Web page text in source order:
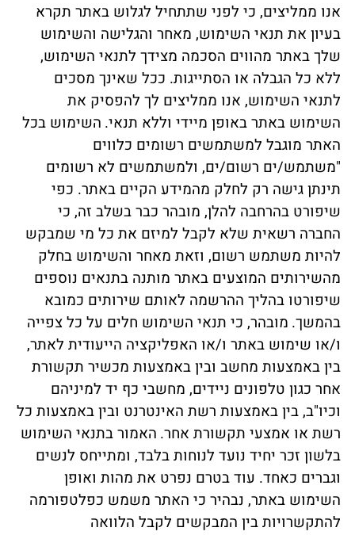
אנו ממליצים, כי לפני שתתחיל לגלוש באתר תקרא
בעיון את תנאי השימוש, מאחר והגלישה והשימוש
שלך באתר מהווים הסכמה מצידך לתנאי השימוש,
ללא כל הגבלה או הסתייגות. ככל שאינך מסכים
לתנאי השימוש, אנו ממליצים לך להפסיק את
השימוש באתר באופן מיידי וללא תנאי. השימוש בכל
האתר מוגבל למשתמשים רשומים כלווים
"משתמש/ים רשום/ים, ולמשתמשים לא רשומים
תינתן גישה רק לחלק מהמידע הקיים באתר. כפי
שיפורט בהרחבה להלן, מובהר כבר בשלב זה, כי
החברה רשאית שלא לקבל למיזם את כל מי שמבקש
להיות משתמש רשום, וזאת מאחר והשימוש בחלק
מהשירותים המוצעים באתר מותנה בתנאים נוספים
שיפורטו בהליך ההרשמה לאותם שירותים כמובא
בהמשך. מובהר, כי תנאי השימוש חלים על כל צפייה
ו/או שימוש באתר ו/או האפליקציה הייעודית לאתר,
בין באמצעות מחשב ובין באמצעות מכשיר תקשורת
אחר כגון טלפונים ניידים, מחשבי כף יד למיניהם
וכיו"ב, בין באמצעות רשת האינטרנט ובין באמצעות כל
רשת או אמצעי תקשורת אחר. האמור בתנאי השימוש
בלשון זכר יחיד נועד לנוחות בלבד, ומתייחס לנשים
וגברים כאחד. עוד בטרם נפרט את מהות ואופן
השימוש באתר, נבהיר כי האתר משמש כפלטפורמה
להתקשרויות בין המבקשים לקבל הלוואה